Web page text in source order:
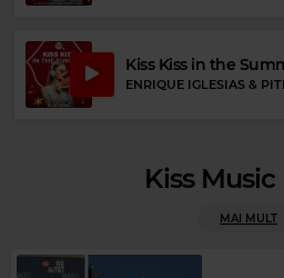
Rock Blues
Kiss Kiss in the
ENRIQUE IGLESIAS &
Kiss
MAI MULT